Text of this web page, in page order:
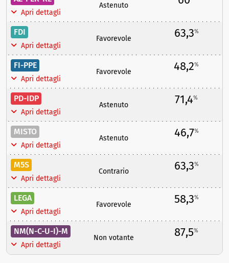
Apri dettagli
Astenuto
FDI
Apri dettagli
Favorevole 63,3%
FI-PPE
Apri dettagli
Favorevole 48,2%
PD-IDP
Apri dettagli
Astenuto 71,4%
MISTO
Apri dettagli
Astenuto 46,7%
M5S
Apri dettagli
Contrario 63,3%
LEGA
Apri dettagli
Favorevole 58,3%
NM(N-C-U-I)-M
Apri dettagli
Non votante 87,5%